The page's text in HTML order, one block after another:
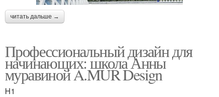
читать дальше →
Профессиональный дизайн для
начинающих: школа Анны
муравиной A.MUR Design
H1